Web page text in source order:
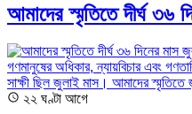
আমাদের স্মৃতিতে দীর্ঘ
গণমানুষের অধিকার, ন্যায়বিচার এবং
সাক্ষী ছিল জুলাই মাস। আমাদের স্মৃতিতে
২২ ঘণ্টা আগে